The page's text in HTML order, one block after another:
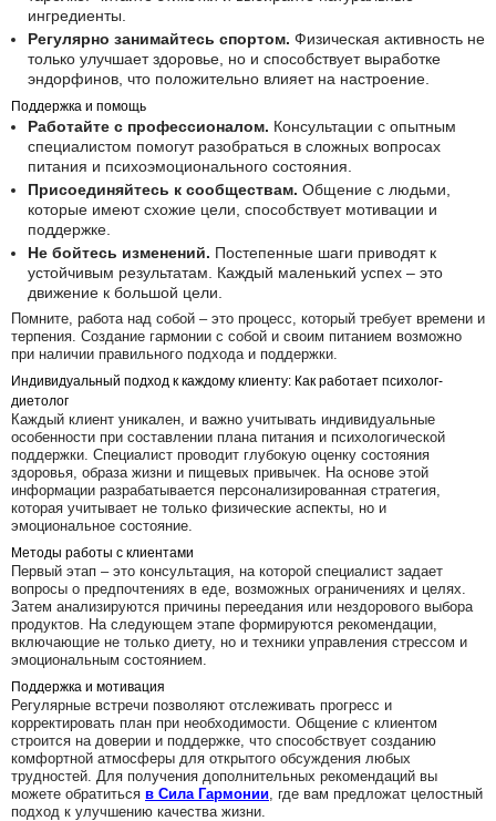
ингредиенты.
Регулярно занимайтесь спортом. Физическая активность не
только улучшает здоровье, но и способствует выработке
эндорфинов, что положительно влияет на настроение.
Поддержка и помощь
Работайте с профессионалом. Консультации с опытным
специалистом помогут разобраться в сложных вопросах
питания и психоэмоционального состояния.
Присоединяйтесь к сообществам. Общение с людьми,
которые имеют схожие цели, способствует мотивации и
поддержке.
Не бойтесь изменений. Постепенные шаги приводят к
устойчивым результатам. Каждый маленький успех – это
движение к большой цели.
Помните, работа над собой – это процесс, который требует времени и
терпения. Создание гармонии с собой и своим питанием возможно
при наличии правильного подхода и поддержки.
Индивидуальный подход к каждому клиенту: Как работает психолог-
диетолог
Каждый клиент уникален, и важно учитывать индивидуальные
особенности при составлении плана питания и психологической
поддержки. Специалист проводит глубокую оценку состояния
здоровья, образа жизни и пищевых привычек. На основе этой
информации разрабатывается персонализированная стратегия,
которая учитывает не только физические аспекты, но и
эмоциональное состояние.
Методы работы с клиентами
Первый этап – это консультация, на которой специалист задает
вопросы о предпочтениях в еде, возможных ограничениях и целях.
Затем анализируются причины переедания или нездорового выбора
продуктов. На следующем этапе формируются рекомендации,
включающие не только диету, но и техники управления стрессом и
эмоциональным состоянием.
Поддержка и мотивация
Регулярные встречи позволяют отслеживать прогресс и
корректировать план при необходимости. Общение с клиентом
строится на доверии и поддержке, что способствует созданию
комфортной атмосферы для открытого обсуждения любых
трудностей. Для получения дополнительных рекомендаций вы
можете обратиться в Сила Гармонии, где вам предложат целостный
подход к улучшению качества жизни.